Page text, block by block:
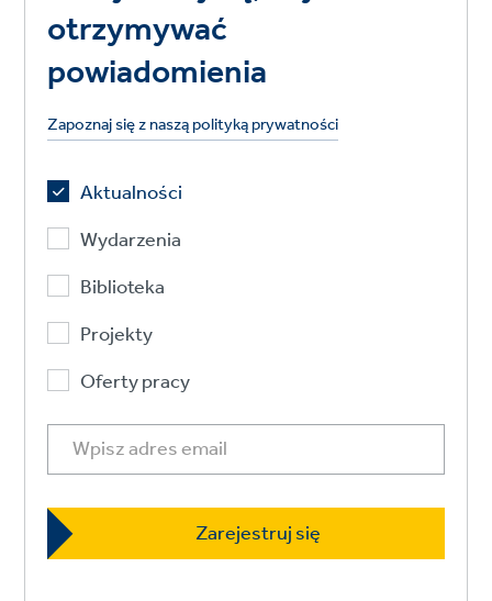
otrzymywać
powiadomienia
Zapoznaj się z naszą polityką prywatności
Aktualności
Wydarzenia
Biblioteka
Projekty
Oferty pracy